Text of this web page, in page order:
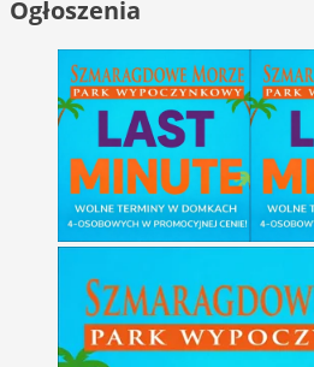
Ogłoszenia